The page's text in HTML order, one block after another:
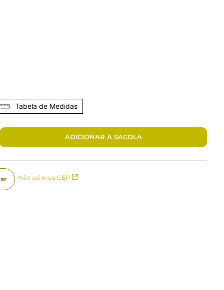
Tabela de Medidas
ADICIONAR A SACOLA
Não sei meu CEP